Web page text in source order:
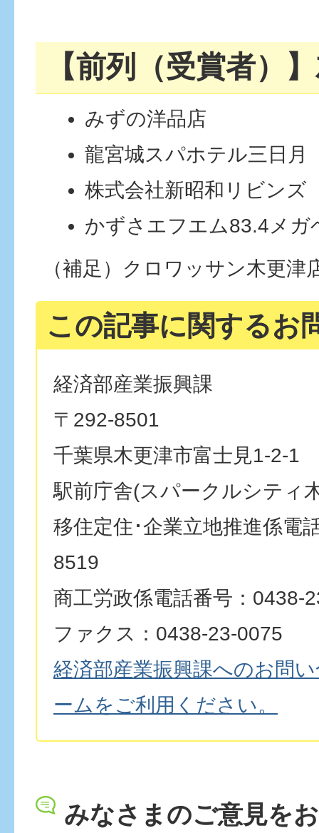
【前列（受賞者）
みずの洋品店
龍宮城スパホテル三日月
株式会社新昭和リビンズ
かずさエフエム83.4メガ
（補足）クロワッサン木更津
この記事に関するお
経済部産業振興課
〒292-8501
千葉県木更津市富士見1-2-1
駅前庁舎(スパークルシティ
移住定住･企業立地推進係電
8519
商工労政係電話番号：0438-
ファクス：0438-23-0075
経済部産業振興課へのお問
ームをご利用ください。
みなさまのご意見を